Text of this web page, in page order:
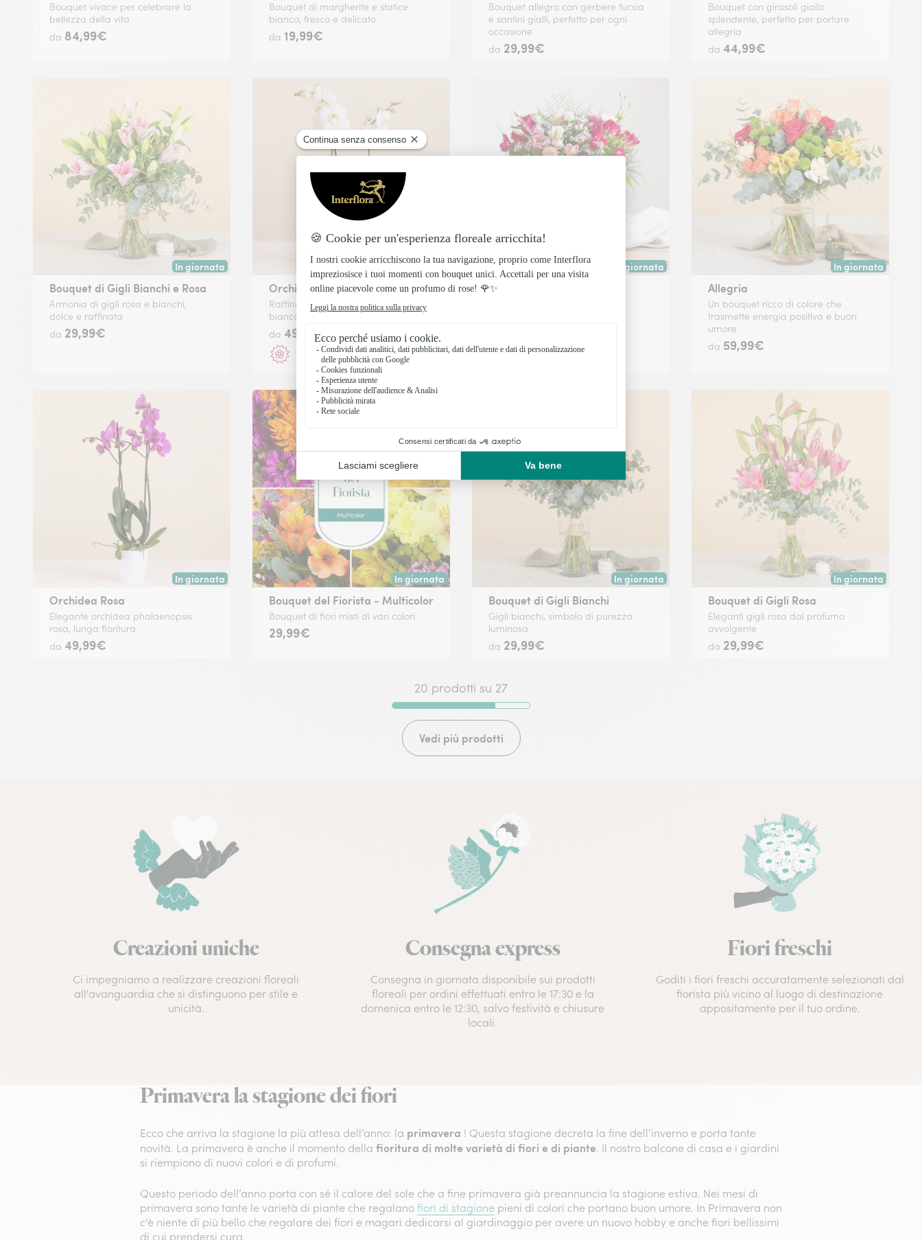
Bouquet vivace per celebrare la
bellezza della vita
da 84,99€
Bouquet di margherite e statice
bianco, fresco e delicato
da 19,99€
Bouquet allegro con gerbere fucsia
e santini gialli, perfetto per ogni
occasione
da 29,99€
Bouquet con girasoli giallo
splendente, perfetto per portare
allegria
da 44,99€
In giornata
Consegna disponibile oggi o in data a tua scelta.
Bouquet di Gigli Bianchi e Rosa
Armonia di gigli rosa e bianchi,
dolce e raffinata
da 29,99€
In giornata
Consegna disponibile oggi o in data a tua scelta.
Orchidea Bianca
Raffinata orchidea phalaenopsis
bianca, facile da curare
da 49,99€
Regala e decora
In giornata
Consegna disponibile oggi o in data a tua scelta.
Sentimenti
In giornata
Consegna
Allegria
Un bouquet ricco di colore che
trasmette energia positiva e buon
umore
da 59,99€
In giornata
Consegna disponibile oggi o in data a tua scelta.
Orchidea Rosa
Elegante orchidea phalaenopsis
rosa, lunga fioritura
da 49,99€
In giornata
Consegna disponibile oggi o in data a tua scelta.
Bouquet del Fiorista - Multicolor
Bouquet di fiori misti di vari colori
29,99€
In giornata
Consegna disponibile oggi o in data a tua scelta.
Bouquet di Gigli Bianchi
Gigli bianchi, simbolo di purezza
luminosa
da 29,99€
In giornata
Consegna
Bouquet di Gigli Rosa
Eleganti gigli rosa dal profumo
avvolgente
da 29,99€
20 prodotti su 27
Vedi più prodotti
Creazioni uniche
Ci impegniamo a realizzare creazioni floreali
all'avanguardia che si distinguono per stile e
unicità.
Consegna express
Consegna in giornata disponibile sui prodotti
floreali per ordini effettuati entro le 17:30 e la
domenica entro le 12:30, salvo festività e chiusure
locali.
Fiori freschi
Goditi i fiori freschi accuratamente selezionati dal
fiorista più vicino al luogo di destinazione
appositamente per il tuo ordine.
Primavera la stagione dei fiori
Ecco che arriva la stagione la più attesa dell’anno: la primavera ! Questa stagione decreta la fine dell’inverno e porta tante
novità. La primavera è anche il momento della fioritura di molte varietà di fiori e di piante. Il nostro balcone di casa e i giardini
si riempiono di nuovi colori e di profumi.
Questo periodo dell’anno porta con sé il calore del sole che a fine primavera già preannuncia la stagione estiva. Nei mesi di
primavera sono tante le varietà di piante che regalano fiori di stagione pieni di colori che portano buon umore. In Primavera non
c'è niente di più bello che regalare dei fiori e magari dedicarsi al giardinaggio per avere un nuovo hobby e anche fiori bellissimi
di cui prendersi cura.